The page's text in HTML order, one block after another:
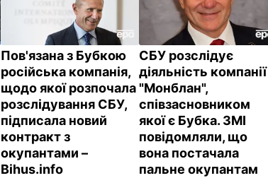
Пов'язана з Бубкою
російська компанія,
щодо якої розпочала
розслідування СБУ,
підписала новий
контракт з
окупантами –
Bihus.info
СБУ розслідує
діяльність компанії
"Монблан",
співзасновником
якої є Бубка. ЗМІ
повідомляли, що
вона постачала
пальне окупантам